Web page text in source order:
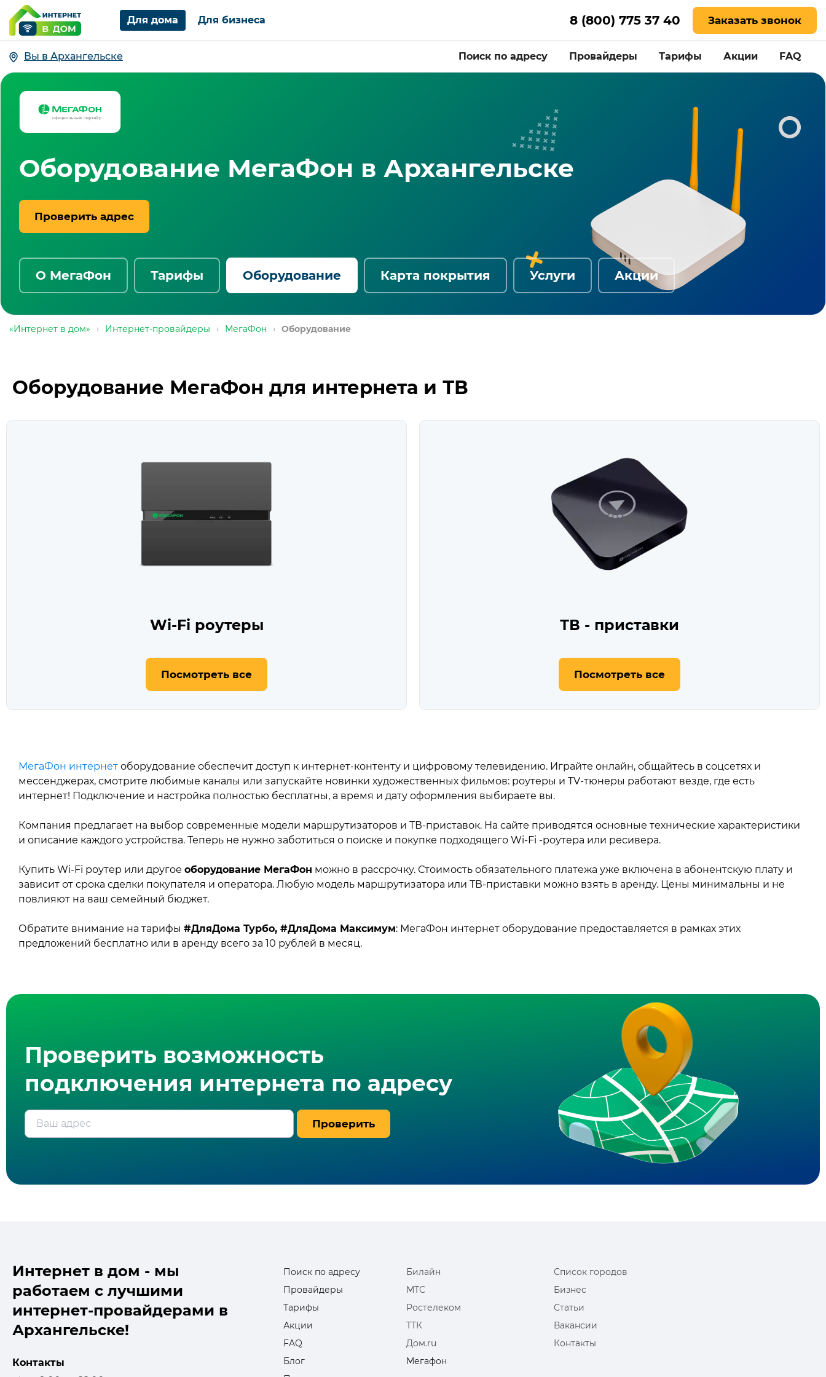
Для дома Для бизнеса 8 (800) 775 37 40 Заказать звонок
Вы в Архангельске Поиск по адресу Провайдеры Тарифы Акции FAQ
Оборудование МегаФон в Архангельске
Проверить адрес
О МегаФон Тарифы Оборудование Карта покрытия Услуги Акции
«Интернет в дом» › Интернет-провайдеры › МегаФон › Оборудование
Оборудование МегаФон для интернета и ТВ
Wi-Fi роутеры
Посмотреть все
ТВ - приставки
Посмотреть все
МегаФон интернет оборудование обеспечит доступ к интернет-контенту и цифровому телевидению. Играйте онлайн, общайтесь в соцсетях и
мессенджерах, смотрите любимые каналы или запускайте новинки художественных фильмов: роутеры и TV‑тюнеры работают везде, где есть
интернет! Подключение и настройка полностью бесплатны, а время и дату оформления выбираете вы.
Компания предлагает на выбор современные модели маршрутизаторов и ТВ-приставок. На сайте приводятся основные технические характеристики
и описание каждого устройства. Теперь не нужно заботиться о поиске и покупке подходящего Wi‑Fi -роутера или ресивера.
Купить Wi‑Fi роутер или другое оборудование МегаФон можно в рассрочку. Стоимость обязательного платежа уже включена в абонентскую плату и
зависит от срока сделки покупателя и оператора. Любую модель маршрутизатора или ТВ‑приставки можно взять в аренду. Цены минимальны и не
повлияют на ваш семейный бюджет.
Обратите внимание на тарифы #ДляДома Турбо, #ДляДома Максимум: МегаФон интернет оборудование предоставляется в рамках этих
предложений бесплатно или в аренду всего за 10 рублей в месяц.
Проверить возможность
подключения интернета по адресу
Ваш адрес Проверить
Интернет в дом - мы
работаем с лучшими
интернет-провайдерами в
Архангельске!
Контакты
Поиск по адресу
Провайдеры
Тарифы
Акции
FAQ
Блог
Билайн
МТС
Ростелеком
ТТК
Дом.ru
Мегафон
Список городов
Бизнес
Статьи
Вакансии
Контакты